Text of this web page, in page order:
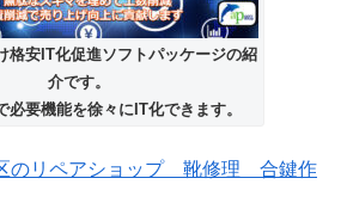
格安IT化促進ソフトパッケージの紹
介です。
必要機能を徐々にIT化できます。
のリペアショップ 靴修理 合鍵作